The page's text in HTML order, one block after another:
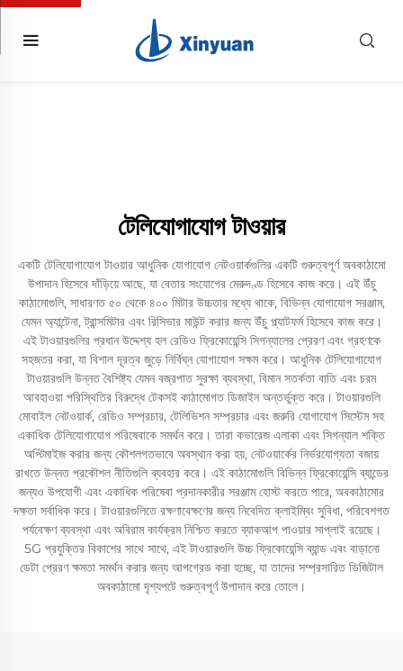
টেলিযোগাযোগ টাওয়ার
একটি টেলিযোগাযোগ টাওয়ার আধুনিক যোগাযোগ নেটওয়ার্কগুলির একটি গুরুত্বপূর্ণ অবকাঠামো
উপাদান হিসেবে দাঁড়িয়ে আছে, যা বেতার সংযোগের মেরুদণ্ড হিসেবে কাজ করে। এই উঁচু
কাঠামোগুলি, সাধারণত ৫০ থেকে ৪০০ মিটার উচ্চতার মধ্যে থাকে, বিভিন্ন যোগাযোগ সরঞ্জাম,
যেমন অ্যান্টেনা, ট্রান্সমিটার এবং রিসিভার মাউন্ট করার জন্য উঁচু প্ল্যাটফর্ম হিসেবে কাজ করে।
এই টাওয়ারগুলির প্রধান উদ্দেশ্য হল রেডিও ফ্রিকোয়েন্সি সিগন্যালের প্রেরণ এবং গ্রহণকে
সহজতর করা, যা বিশাল দূরত্ব জুড়ে নির্বিঘ্ন যোগাযোগ সক্ষম করে। আধুনিক টেলিযোগাযোগ
টাওয়ারগুলি উন্নত বৈশিষ্ট্য যেমন বজ্রপাত সুরক্ষা ব্যবস্থা, বিমান সতর্কতা বাতি এবং চরম
আবহাওয়া পরিস্থিতির বিরুদ্ধে টেকসই কাঠামোগত ডিজাইন অন্তর্ভুক্ত করে। টাওয়ারগুলি
মোবাইল নেটওয়ার্ক, রেডিও সম্প্রচার, টেলিভিশন সম্প্রচার এবং জরুরি যোগাযোগ সিস্টেম সহ
একাধিক টেলিযোগাযোগ পরিষেবাকে সমর্থন করে। তারা কভারেজ এলাকা এবং সিগন্যাল শক্তি
অপ্টিমাইজ করার জন্য কৌশলগতভাবে অবস্থান করা হয়, নেটওয়ার্কের নির্ভরযোগ্যতা বজায়
রাখতে উন্নত প্রকৌশল নীতিগুলি ব্যবহার করে। এই কাঠামোগুলি বিভিন্ন ফ্রিকোয়েন্সি ব্যান্ডের
জন্যও উপযোগী এবং একাধিক পরিষেবা প্রদানকারীর সরঞ্জাম হোস্ট করতে পারে, অবকাঠামোর
দক্ষতা সর্বাধিক করে। টাওয়ারগুলিতে রক্ষণাবেক্ষণের জন্য নিবেদিত ক্লাইম্বিং সুবিধা, পরিবেশগত
পর্যবেক্ষণ ব্যবস্থা এবং অবিরাম কার্যক্রম নিশ্চিত করতে ব্যাকআপ পাওয়ার সাপ্লাই রয়েছে।
5G প্রযুক্তির বিকাশের সাথে সাথে, এই টাওয়ারগুলি উচ্চ ফ্রিকোয়েন্সি ব্যান্ড এবং বাড়ানো
ডেটা প্রেরণ ক্ষমতা সমর্থন করার জন্য আপগ্রেড করা হচ্ছে, যা তাদের সম্প্রসারিত ডিজিটাল
অবকাঠামো দৃশ্যপটে গুরুত্বপূর্ণ উপাদান করে তোলে।